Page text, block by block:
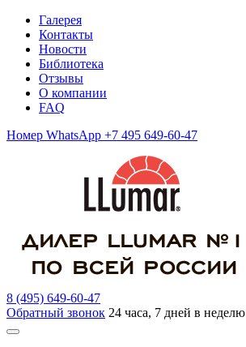
Галерея
Контакты
Новости
Библиотека
Отзывы
О компании
FAQ
Номер WhatsApp +7 495 649-60-47
8 (495) 649-60-47
Обратный звонок 24 часа, 7 дней в неделю